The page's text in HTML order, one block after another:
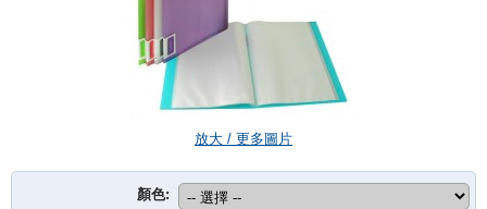
放大 / 更多圖片
顏色: